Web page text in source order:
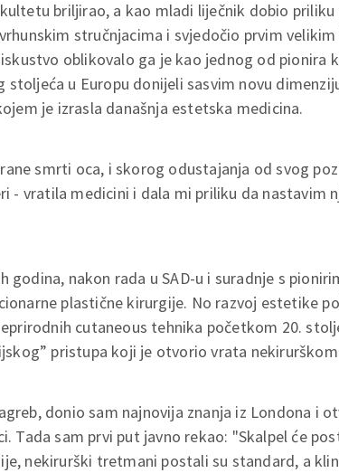
briljirao, a kao mladi liječnik dobio priliku
stručnjacima i svjedočio prvim
oblikovalo ga je kao jednog od pionira
u Europu donijeli sasvim novu
je izrasla današnja estetska medicina.
smrti oca, i skorog odustajanja od svog
- vratila medicini i dala mi priliku da nastavim
godina, nakon rada u SAD-u i suradnje s
plastične kirurgije. No razvoj estetike
cutaneous tehnika početkom 20.
pristupa koji je otvorio vrata
donio sam najnovija znanja iz Londona i
Tada sam prvi put javno rekao: "Skalpel će
nekirurški tretmani postali su standard, a